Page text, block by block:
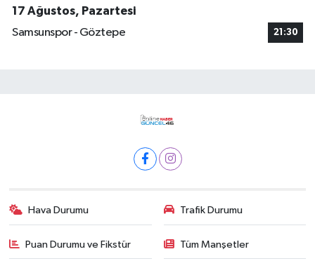
17 Ağustos, Pazartesi
Samsunspor - Göztepe
21:30
Hava Durumu Trafik Durumu
Puan Durumu ve Fikstür Tüm Manşetler